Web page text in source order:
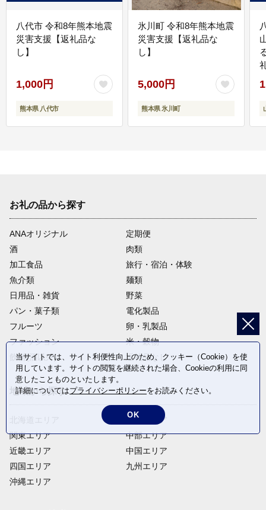
八代市 令和8年熊本地震
災害支援【返礼品な
し】
1,000円
熊本県 八代市
氷川町 令和8年熊本地震
災害支援【返礼品な
し】
5,000円
熊本県 氷川町
お礼の品から探す
ANAオリジナル
定期便
酒
肉類
加工食品
旅行・宿泊・体験
魚介類
麺類
日用品・雑貨
野菜
パン・菓子類
電化製品
フルーツ
卵・乳製品
ファッション
米・穀物
飲料(酒以外)
返礼品なし
地域から探す
関東エリア
近畿エリア
四国エリア
沖縄エリア
東北エリア
中部エリア
中国エリア
九州エリア
当サイトでは、サイト利便性向上のため、クッキー（Cookie）を使
用しています。サイトの閲覧を継続された場合、Cookieの利用に同
意したことものといたします。
詳細についてはプライバシーポリシーをお読みください。
OK